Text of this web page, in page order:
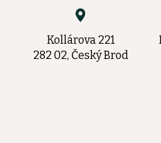
Kollárova 221
282 02, Český Brod